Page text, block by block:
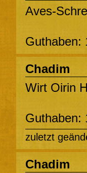
Aves-
Guthaben:
Chadim
Wirt Oirin
Guthaben:
zuletzt
Chadim